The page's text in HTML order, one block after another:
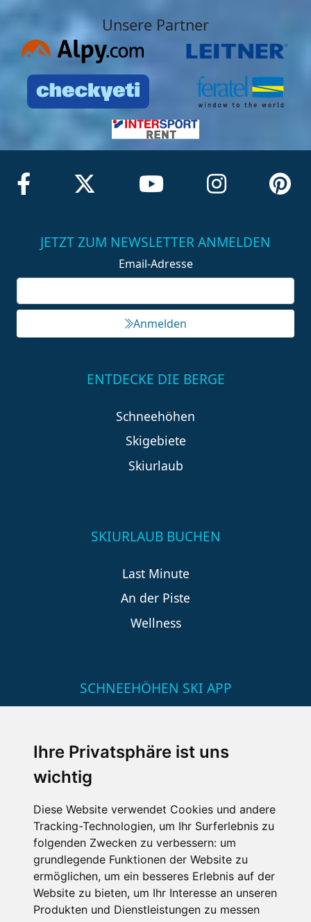
Ihre Privatsphäre ist uns
wichtig
Diese Website verwendet Cookies und andere
Tracking-Technologien, um Ihr Surferlebnis zu
folgenden Zwecken zu verbessern: um
grundlegende Funktionen der Website zu
ermöglichen, um ein besseres Erlebnis auf der
Website zu bieten, um Ihr Interesse an unseren
Produkten und Dienstleistungen zu messen
Unsere Partner
JETZT ZUM NEWSLETTER ANMELDEN
Email-Adresse
Anmelden
ENTDECKE DIE BERGE
Schneehöhen
Skigebiete
Skiurlaub
SKIURLAUB BUCHEN
Last Minute
An der Piste
Wellness
SCHNEEHÖHEN SKI APP
Impressum
Datenschutz
Nutzungsbedingungen
Kontakt
Partner